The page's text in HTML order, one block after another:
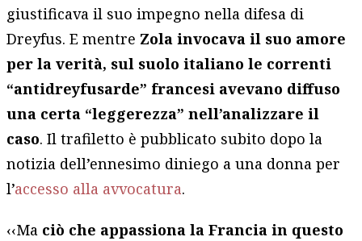
giustificava il suo impegno nella difesa di
Dreyfus. E mentre Zola invocava il suo amore
per la verità, sul suolo italiano le correnti
“antidreyfusarde” francesi avevano diffuso
una certa “leggerezza” nell’analizzare il
caso. Il trafiletto è pubblicato subito dopo la
notizia dell’ennesimo diniego a una donna per
l’accesso alla avvocatura.
‹‹Ma ciò che appassiona la Francia in questo